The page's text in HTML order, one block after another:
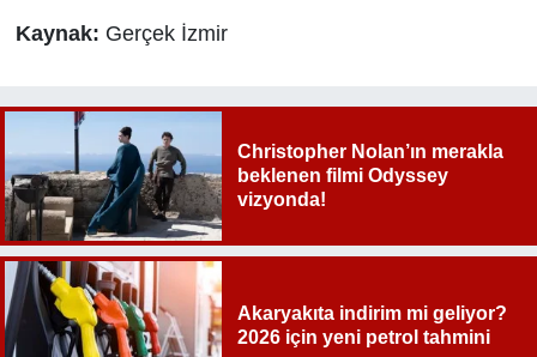
Kaynak: Gerçek İzmir
Christopher Nolan’ın merakla
beklenen filmi Odyssey
vizyonda!
Akaryakıta indirim mi geliyor?
2026 için yeni petrol tahmini